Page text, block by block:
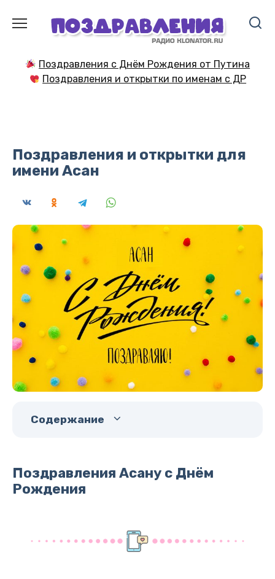
содержанию
Поздравления с Днём Рождения от Путина
Поздравления и открытки по именам с ДР
Поздравления и открытки для
имени Асан
Содержание
Поздравления Асану с Днём
Рождения